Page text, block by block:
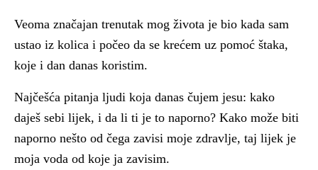
Veoma značajan trenutak mog života je bio kada sam
ustao iz kolica i počeo da se krećem uz pomoć štaka,
koje i dan danas koristim.
Najčešća pitanja ljudi koja danas čujem jesu: kako
daješ sebi lijek, i da li ti je to naporno? Kako može biti
naporno nešto od čega zavisi moje zdravlje, taj lijek je
moja voda od koje ja zavisim.